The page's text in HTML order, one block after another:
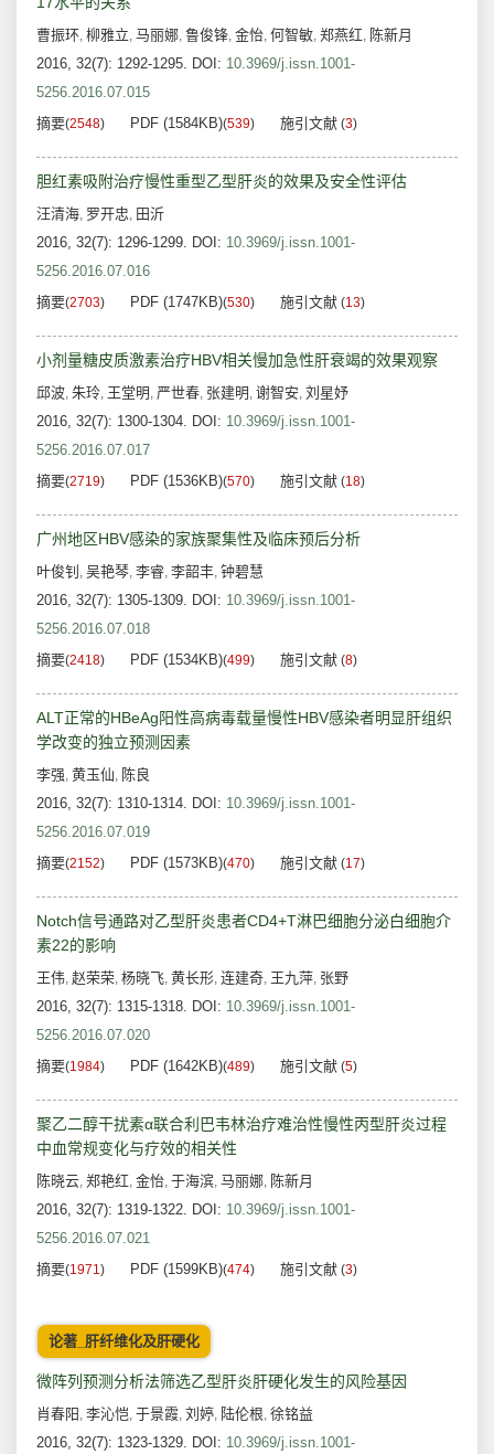
曹振环, 柳雅立, 马丽娜, 鲁俊锋, 金怡, 何智敏, 郑燕红, 陈新月
2016, 32(7): 1292-1295. DOI: 10.3969/j.issn.1001-
5256.2016.07.015
摘要(2548) PDF (1584KB)(539) 施引文献 (3)
胆红素吸附治疗慢性重型乙型肝炎的效果及安全性评估
汪清海, 罗开忠, 田沂
2016, 32(7): 1296-1299. DOI: 10.3969/j.issn.1001-
5256.2016.07.016
摘要(2703) PDF (1747KB)(530) 施引文献 (13)
小剂量糖皮质激素治疗HBV相关慢加急性肝衰竭的效果观察
邱波, 朱玲, 王堂明 , 严世春, 张建明 , 谢智安, 刘星妤
2016, 32(7): 1300-1304. DOI: 10.3969/j.issn.1001-
5256.2016.07.017
摘要(2719) PDF (1536KB)(570) 施引文献 (18)
广州地区HBV感染的家族聚集性及临床预后分析
叶俊钊 , 吴艳琴, 李睿, 李韶丰, 钟碧慧
2016, 32(7): 1305-1309. DOI: 10.3969/j.issn.1001-
5256.2016.07.018
摘要(2418) PDF (1534KB)(499) 施引文献 (8)
ALT正常的HBeAg阳性高病毒载量慢性HBV感染者明显肝组织
学改变的独立预测因素
李强, 黄玉仙, 陈良
2016, 32(7): 1310-1314. DOI: 10.3969/j.issn.1001-
5256.2016.07.019
摘要(2152) PDF (1573KB)(470) 施引文献 (17)
Notch信号通路对乙型肝炎患者CD4+T淋巴细胞分泌白细胞介
素22的影响
王伟, 赵荣荣, 杨晓飞, 黄长形, 连建奇, 王九萍, 张野
2016, 32(7): 1315-1318. DOI: 10.3969/j.issn.1001-
5256.2016.07.020
摘要(1984) PDF (1642KB)(489) 施引文献 (5)
聚乙二醇干扰素α联合利巴韦林治疗难治性慢性丙型肝炎过程
中血常规变化与疗效的相关性
陈晓云, 郑艳红, 金怡, 于海滨, 马丽娜, 陈新月
2016, 32(7): 1319-1322. DOI: 10.3969/j.issn.1001-
5256.2016.07.021
摘要(1971) PDF (1599KB)(474) 施引文献 (3)
论著_肝纤维化及肝硬化
微阵列预测分析法筛选乙型肝炎肝硬化发生的风险基因
肖春阳 , 李沁恺, 于景霞, 刘婷, 陆伦根, 徐铭益
2016, 32(7): 1323-1329. DOI: 10.3969/j.issn.1001-